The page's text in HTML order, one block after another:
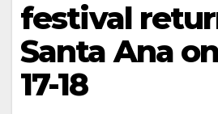
festival
Santa Ana
17-18